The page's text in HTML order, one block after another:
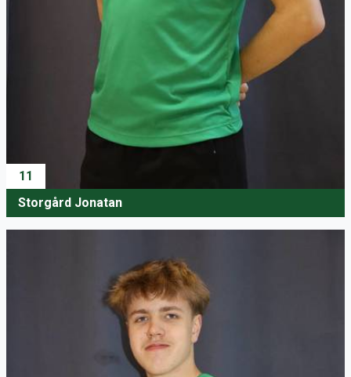
11
Storgård Jonatan